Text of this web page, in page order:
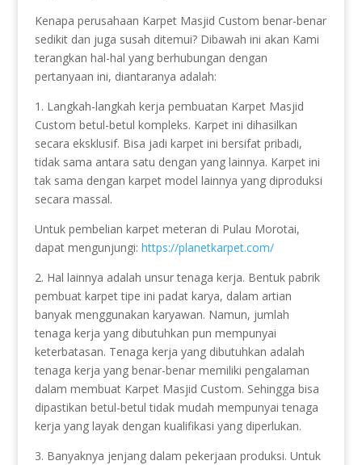
Kenapa perusahaan Karpet Masjid Custom benar-benar
sedikit dan juga susah ditemui? Dibawah ini akan Kami
terangkan hal-hal yang berhubungan dengan
pertanyaan ini, diantaranya adalah:
1. Langkah-langkah kerja pembuatan Karpet Masjid
Custom betul-betul kompleks. Karpet ini dihasilkan
secara eksklusif. Bisa jadi karpet ini bersifat pribadi,
tidak sama antara satu dengan yang lainnya. Karpet ini
tak sama dengan karpet model lainnya yang diproduksi
secara massal.
Untuk pembelian karpet meteran di Pulau Morotai,
dapat mengunjungi: https://planetkarpet.com/
2. Hal lainnya adalah unsur tenaga kerja. Bentuk pabrik
pembuat karpet tipe ini padat karya, dalam artian
banyak menggunakan karyawan. Namun, jumlah
tenaga kerja yang dibutuhkan pun mempunyai
keterbatasan. Tenaga kerja yang dibutuhkan adalah
tenaga kerja yang benar-benar memiliki pengalaman
dalam membuat Karpet Masjid Custom. Sehingga bisa
dipastikan betul-betul tidak mudah mempunyai tenaga
kerja yang layak dengan kualifikasi yang diperlukan.
3. Banyaknya jenjang dalam pekerjaan produksi. Untuk